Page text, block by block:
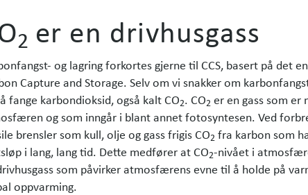
2 er en drivhusgass
og lagring forkortes gjerne til CCS, basert på det
Capture and Storage. Selv om vi snakker om
fange karbondioksid, også kalt CO2. CO2 er en gass som er
og som inngår i blant annet fotosyntesen. Ved
brensler som kull, olje og gass frigis CO2 fra karbon som
i lang, lang tid. Dette medfører at CO2-nivået i
som påvirker atmosfærens evne til å holde på
oppvarming.